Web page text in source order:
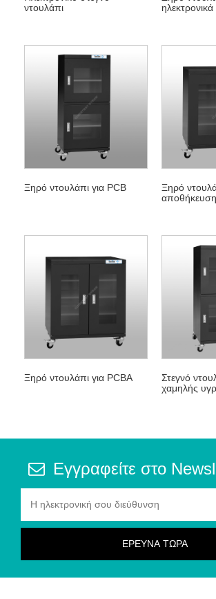
ντουλάπι
Ξηρό ντουλάπι για PCB
Ξηρό
Ξηρό ντουλάπι για PCBA
Στεγνό
χαμηλής
Εγγραφείτε στο